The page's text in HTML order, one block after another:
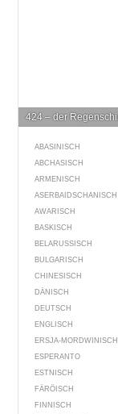
424 – der
ABASINISCH
ABCHASISCH
ARMENISCH
ASERBAIDSCHANISCH
AWARISCH
BASKISCH
BELARUSSISCH
BULGARISCH
CHINESISCH
DÄNISCH
DEUTSCH
ENGLISCH
ERSJA-MORDWINISCH
ESPERANTO
ESTNISCH
FÄRÖISCH
FINNISCH